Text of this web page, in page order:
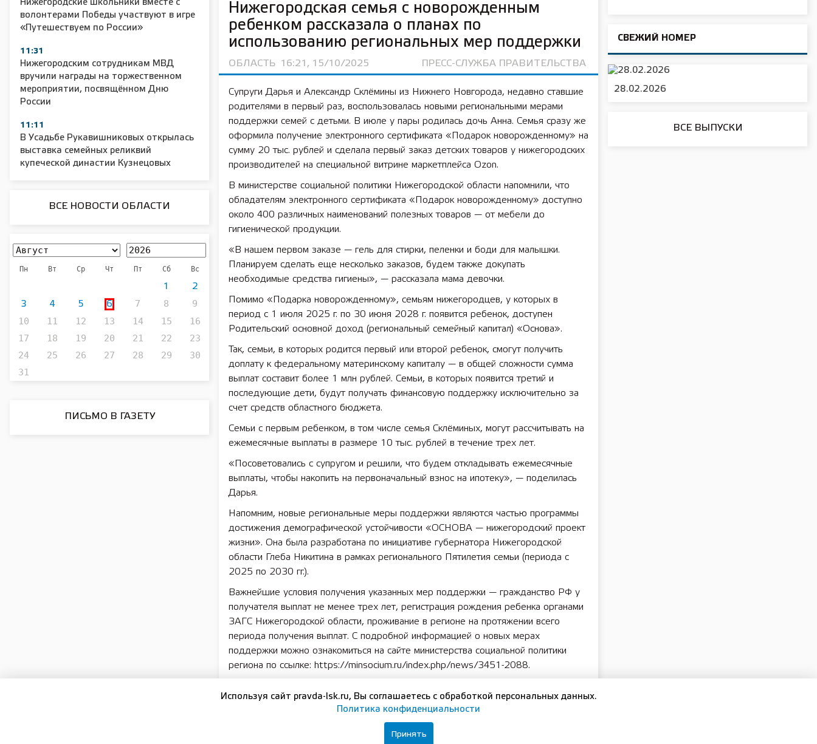
Нижегородские школьники вместе с
волонтерами Победы участвуют в игре
«Путешествуем по России»
11:31
Нижегородским сотрудникам МВД
вручили награды на торжественном
мероприятии, посвящённом Дню
России
11:11
В Усадьбе Рукавишниковых открылась
выставка семейных реликвий
купеческой династии Кузнецовых
ВСЕ НОВОСТИ ОБЛАСТИ
Пн Вт Ср Чт Пт Сб Вс
1 2
3 4 5 6 7 8
9
10
11 12 13 14 15
16
17
18 19 20 21 22
23
24
25 26 27 28 29
30
31
ПИСЬМО В ГАЗЕТУ
Нижегородская семья с новорожденным
ребенком рассказала о планах по
использованию региональных мер поддержки
ОБЛАСТЬ 16:21, 15/10/2025 ПРЕСС-СЛУЖБА ПРАВИТЕЛЬСТВА
Супруги Дарья и Александр Склёмины из Нижнего Новгорода, недавно ставшие
родителями в первый раз, воспользовалась новыми региональными мерами
поддержки семей с детьми. В июле у пары родилась дочь Анна. Семья сразу же
оформила получение электронного сертификата «Подарок новорожденному» на
сумму 20 тыс. рублей и сделала первый заказ детских товаров у нижегородских
производителей на специальной витрине маркетплейса Ozon.
В министерстве социальной политики Нижегородской области напомнили, что
обладателям электронного сертификата «Подарок новорожденному» доступно
около 400 различных наименований полезных товаров — от мебели до
гигиенической продукции.
«В нашем первом заказе — гель для стирки, пеленки и боди для малышки.
Планируем сделать еще несколько заказов, будем также докупать
необходимые средства гигиены», — рассказала мама девочки.
Помимо «Подарка новорожденному», семьям нижегородцев, у которых в
период с 1 июля 2025 г. по 30 июня 2028 г. появится ребенок, доступен
Родительский основной доход (региональный семейный капитал) «Основа».
Так, семьи, в которых родится первый или второй ребенок, смогут получить
доплату к федеральному материнскому капиталу — в общей сложности сумма
выплат составит более 1 млн рублей. Семьи, в которых появится третий и
последующие дети, будут получать финансовую поддержку исключительно за
счет средств областного бюджета.
Семьи с первым ребенком, в том числе семья Склёминых, могут рассчитывать на
ежемесячные выплаты в размере 10 тыс. рублей в течение трех лет.
«Посоветовались с супругом и решили, что будем откладывать ежемесячные
выплаты, чтобы накопить на первоначальный взнос на ипотеку», — поделилась
Дарья.
Напомним, новые региональные меры поддержки являются частью программы
достижения демографической устойчивости «ОСНОВА — нижегородский проект
жизни». Она была разработана по инициативе губернатора Нижегородской
области Глеба Никитина в рамках регионального Пятилетия семьи (периода с
2025 по 2030 гг.).
Важнейшие условия получения указанных мер поддержки — гражданство РФ у
получателя выплат не менее трех лет, регистрация рождения ребенка органами
ЗАГС Нижегородской области, проживание в регионе на протяжении всего
периода получения выплат. С подробной информацией о новых мерах
поддержки можно ознакомиться на сайте министерства социальной политики
региона по ссылке: https://minsocium.ru/index.php/news/3451-2088.
национального проекта «Семья», стартовавшего в стране с 2025 года по
инициативе президента России Владимира Путина. Новый нацпроект является
преемником действовавших ранее нацпроектов «Демография» и «Культура».
СВЕЖИЙ НОМЕР
28.02.2026
ВСЕ ВЫПУСКИ
Используя сайт pravda-lsk.ru, Вы соглашаетесь с обработкой персональных данных.
Политика конфиденциальности
Принять